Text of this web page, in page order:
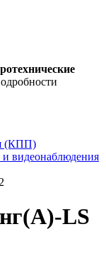
(КПП)
видеонаблюдения
LS